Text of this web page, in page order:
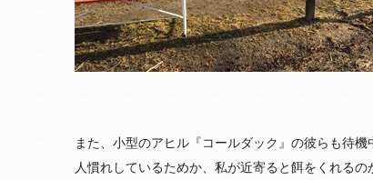
また、小型のアヒル『コールダック』の彼らも待機
人慣れしているためか、私が近寄ると餌をくれるの